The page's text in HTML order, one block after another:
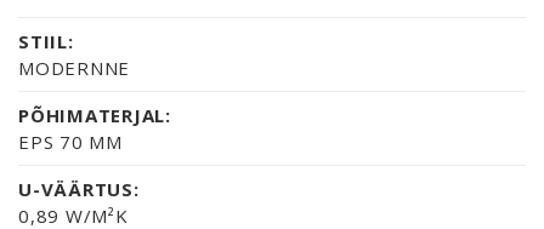
STIIL:
MODERNNE
PÕHIMATERJAL:
EPS 70 MM
U-VÄÄRTUS:
0,89 W/M²K